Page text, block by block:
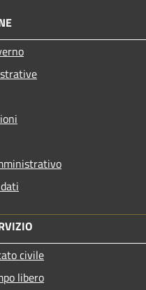
civile
libero